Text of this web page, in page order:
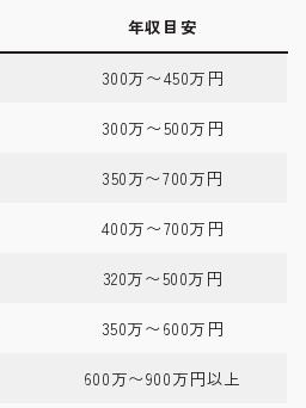
年収目安
300万〜450万円
300万〜500万円
350万〜700万円
400万〜700万円
320万〜500万円
350万〜600万円
600万〜900万円以上